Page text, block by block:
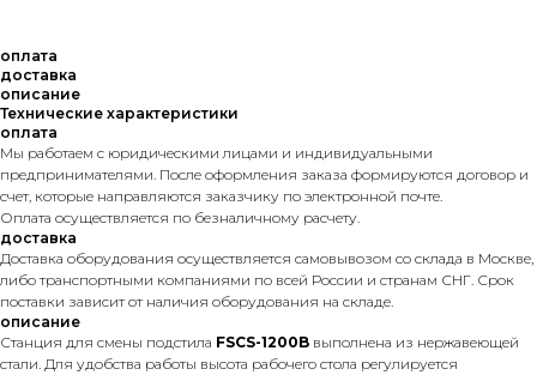
оплата
доставка
описание
Технические характеристики
оплата
Мы работаем с юридическими лицами и индивидуальными
предпринимателями. После оформления заказа формируются договор и
счет, которые направляются заказчику по электронной почте.
Оплата осуществляется по безналичному расчету.
доставка
Доставка оборудования осуществляется самовывозом со склада в Москве,
либо транспортными компаниями по всей России и странам СНГ. Срок
поставки зависит от наличия оборудования на складе.
описание
Станция для смены подстила FSCS-1200B выполнена из нержавеющей
стали. Для удобства работы высота рабочего стола регулируется